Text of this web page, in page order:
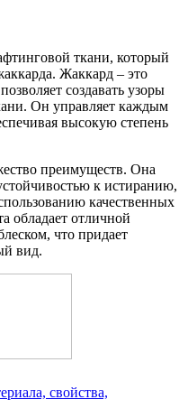
ткани, который
Жаккард – это
создавать узоры
Он управляет каждым
высокую степень
преимуществ. Она
к истиранию,
качественных
обладает отличной
что придает
вид.
свойства,